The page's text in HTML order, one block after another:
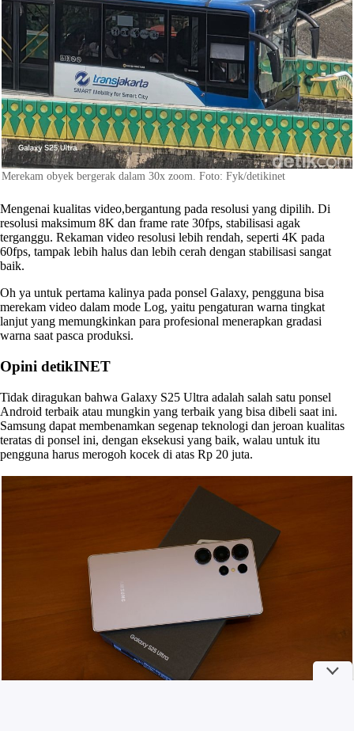
Merekam obyek bergerak dalam 30x zoom. Foto: Fyk/detikinet
Mengenai kualitas video,bergantung pada resolusi yang dipilih. Di
resolusi maksimum 8K dan frame rate 30fps, stabilisasi agak
terganggu. Rekaman video resolusi lebih rendah, seperti 4K pada
60fps, tampak lebih halus dan lebih cerah dengan stabilisasi sangat
baik.
Oh ya untuk pertama kalinya pada ponsel Galaxy, pengguna bisa
merekam video dalam mode Log, yaitu pengaturan warna tingkat
lanjut yang memungkinkan para profesional menerapkan gradasi
warna saat pasca produksi.
Opini detikINET
Tidak diragukan bahwa Galaxy S25 Ultra adalah salah satu ponsel
Android terbaik atau mungkin yang terbaik yang bisa dibeli saat ini.
Samsung dapat membenamkan segenap teknologi dan jeroan kualitas
teratas di ponsel ini, dengan eksekusi yang baik, walau untuk itu
pengguna harus merogoh kocek di atas Rp 20 juta.